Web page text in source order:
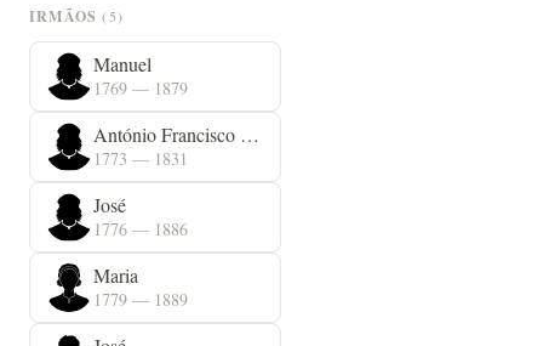
IRMÃOS(5)
Manuel
1769 — 1879
António Francisco Sintra
1773 — 1831
José
1776 — 1886
Maria
1779 — 1889